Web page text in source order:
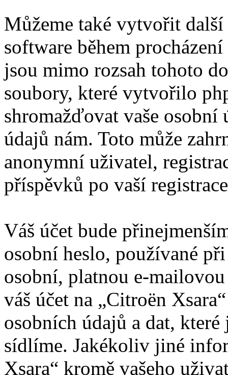
Můžeme také vytvořit
software během
jsou mimo rozsah tohoto
soubory, které vytvořilo
shromažďovat vaše osobní
údajů nám. Toto může
anonymní uživatel,
příspěvků po vaší
Váš účet bude
osobní heslo, používané
osobní, platnou e-
váš účet na „Citroën
osobních údajů a dat,
sídlíme. Jakékoliv jiné
Xsara“ kromě vašeho